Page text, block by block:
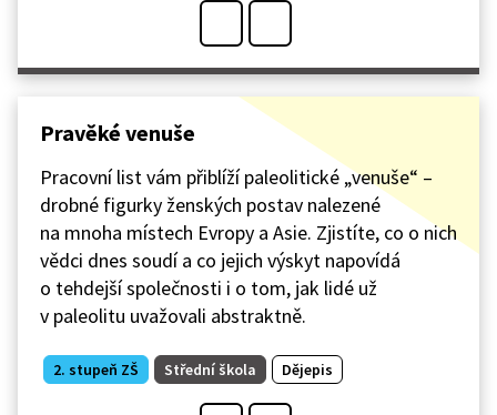
Pravěké venuše
Pracovní list vám přiblíží paleolitické „venuše“ –
drobné figurky ženských postav nalezené
na mnoha místech Evropy a Asie. Zjistíte, co o nich
vědci dnes soudí a co jejich výskyt napovídá
o tehdejší společnosti i o tom, jak lidé už
v paleolitu uvažovali abstraktně.
2. stupeň ZŠ Střední škola Dějepis